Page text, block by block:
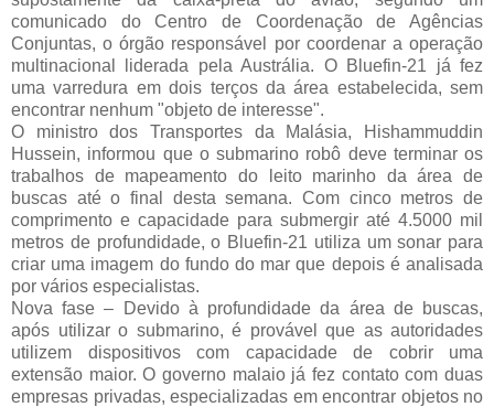
comunicado do Centro de Coordenação de Agências
Conjuntas, o órgão responsável por coordenar a operação
multinacional liderada pela Austrália. O Bluefin-21 já fez
uma varredura em dois terços da área estabelecida, sem
encontrar nenhum "objeto de interesse".
O ministro dos Transportes da Malásia, Hishammuddin
Hussein, informou que o submarino robô deve terminar os
trabalhos de mapeamento do leito marinho da área de
buscas até o final desta semana. Com cinco metros de
comprimento e capacidade para submergir até 4.5000 mil
metros de profundidade, o Bluefin-21 utiliza um sonar para
criar uma imagem do fundo do mar que depois é analisada
por vários especialistas.
Nova fase – Devido à profundidade da área de buscas,
após utilizar o submarino, é provável que as autoridades
utilizem dispositivos com capacidade de cobrir uma
extensão maior. O governo malaio já fez contato com duas
empresas privadas, especializadas em encontrar objetos no